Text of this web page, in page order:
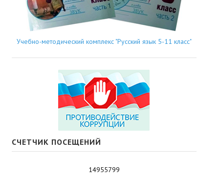
Учебно-методический комплекс "Русский язык 5-11 класс"
СЧЕТЧИК ПОСЕЩЕНИЙ
14955799